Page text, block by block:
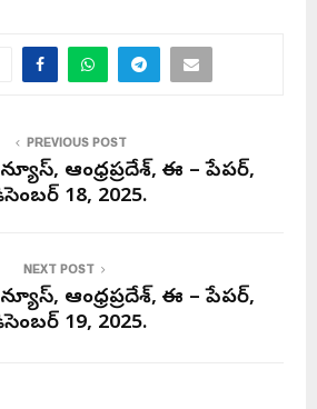
PREVIOUS POST
ఆంధ్రప్రదేశ్, ఈ – పేపర్,
18, 2025.
NEXT POST
ఆంధ్రప్రదేశ్, ఈ – పేపర్,
19, 2025.